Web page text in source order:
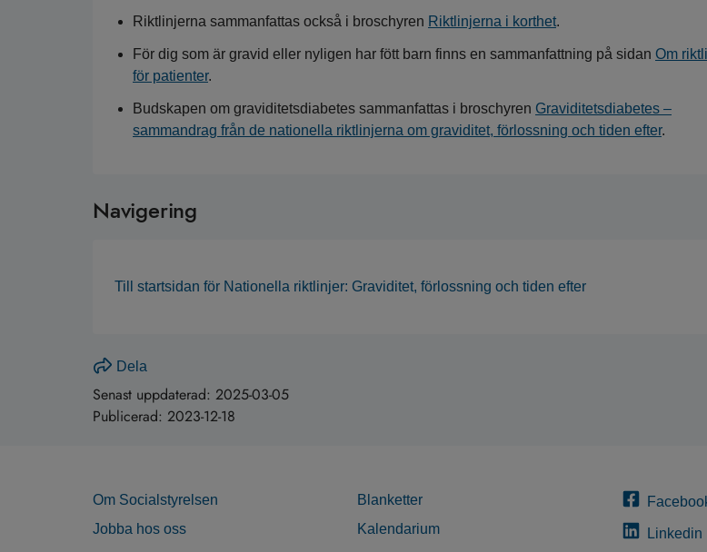
Riktlinjerna sammanfattas också i broschyren Riktlinjerna i korthet.
För dig som är gravid eller nyligen har fött barn finns en sammanfattning på sidan Om
för patienter.
Budskapen om graviditetsdiabetes sammanfattas i broschyren Graviditetsdiabetes –
sammandrag från de nationella riktlinjerna om graviditet, förlossning och tiden efter.
Navigering
Till startsidan för Nationella riktlinjer: Graviditet, förlossning och tiden efter
Dela
Senast uppdaterad: 2025-03-05
Publicerad: 2023-12-18
Om Socialstyrelsen
Jobba hos oss
Blanketter
Kalendarium
Linkedin